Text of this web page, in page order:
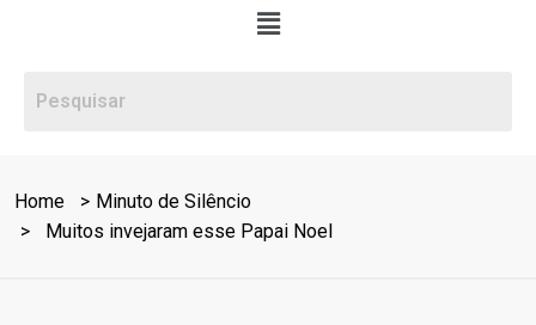
Home
Minuto de Silêncio
Muitos invejaram esse Papai Noel